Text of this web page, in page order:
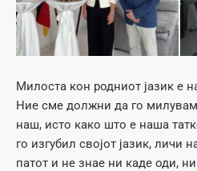
Милоста кон родниот јазик е
Ние сме должни да го
наш, исто како што е наша
го изгубил својот јазик, личи
патот и не знае ни каде оди,